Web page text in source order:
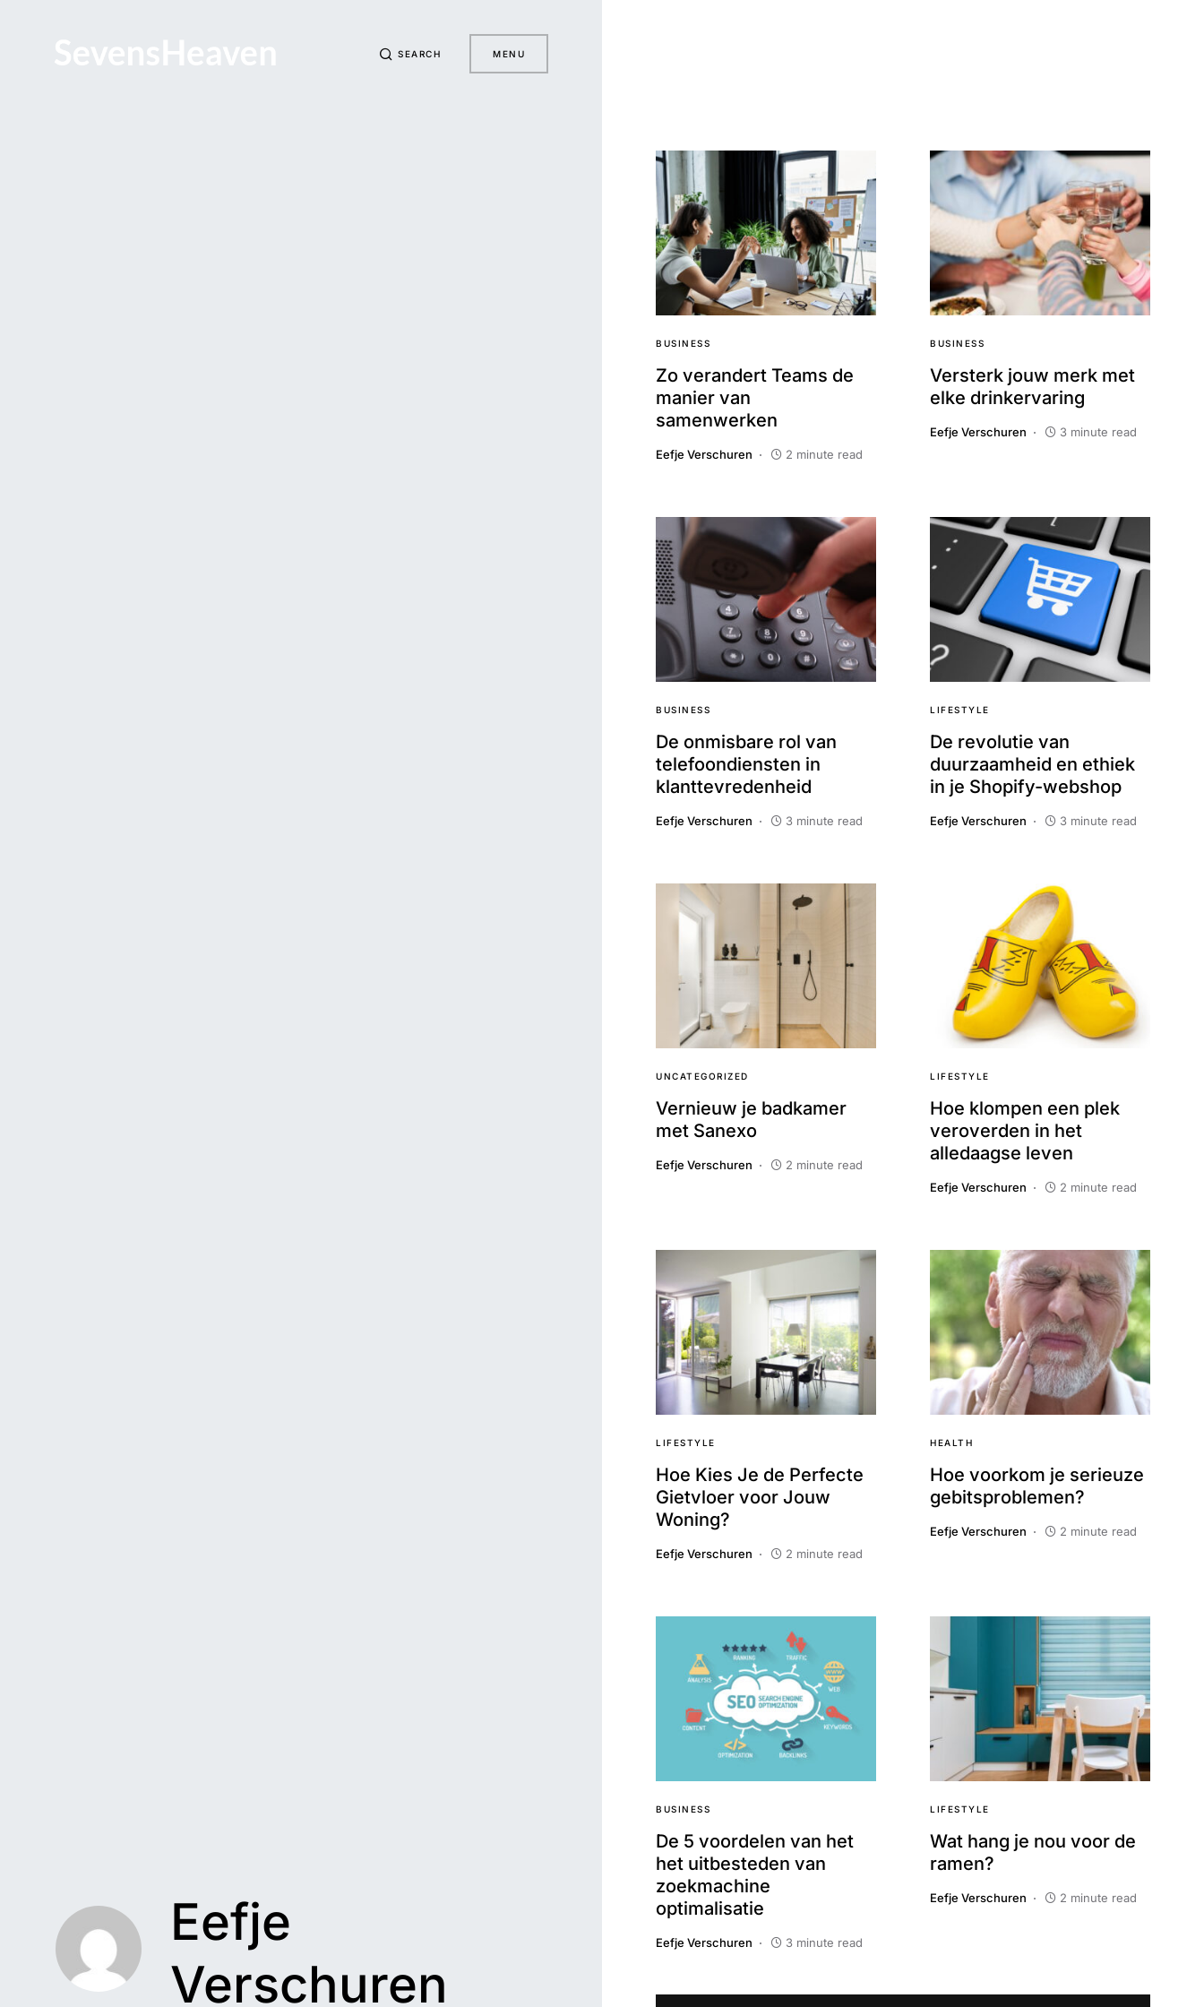
SEARCH MENU
Eefje
Verschuren
BUSINESS
Zo verandert Teams de
manier van
samenwerken
Eefje Verschuren 2 minute read
BUSINESS
Versterk jouw merk met
elke drinkervaring
Eefje Verschuren 3 minute read
BUSINESS
De onmisbare rol van
telefoondiensten in
klanttevredenheid
Eefje Verschuren 3 minute read
LIFESTYLE
De revolutie van
duurzaamheid en ethiek
in je Shopify-webshop
Eefje Verschuren 3 minute read
UNCATEGORIZED
Vernieuw je badkamer
met Sanexo
Eefje Verschuren 2 minute read
LIFESTYLE
Hoe klompen een plek
veroverden in het
alledaagse leven
Eefje Verschuren 2 minute read
LIFESTYLE
Hoe Kies Je de Perfecte
Gietvloer voor Jouw
Woning?
Eefje Verschuren 2 minute read
HEALTH
Hoe voorkom je serieuze
gebitsproblemen?
Eefje Verschuren 2 minute read
BUSINESS
De 5 voordelen van het
het uitbesteden van
zoekmachine
optimalisatie
Eefje Verschuren 3 minute read
LIFESTYLE
Wat hang je nou voor de
ramen?
Eefje Verschuren 2 minute read